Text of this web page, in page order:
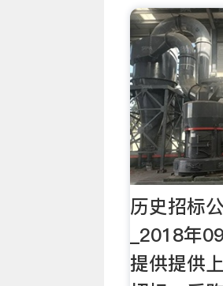
历史招标
_2018年
提供提供